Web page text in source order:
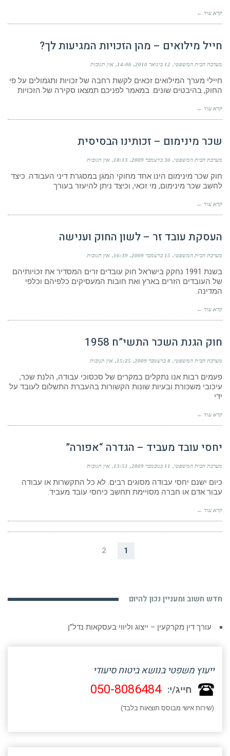
קרא עוד ←
חייל מילואים – מהן הזכויות המגיעות לך?
מערכת הבית המשפטי 12 בינואר 2010 14:06 אין תגובות
חיילי מערך המילואים זכאים לקשת רחבה של זכויות ותגמולים על פי
החוק, בהיבטים שונים. במאמר לפניכם תמצאו סקירה של הזכויות
קרא עוד ←
שכר מינימום – זכותינו הבסיסית
מערכת הבית המשפטי 30 בדצמבר 2009 18:13 אין תגובות
חוק שכר מינימום הינו אחד מחוקי המגן במסגרת דיני העבודה. כיצד
לחשב שכר מינימום, מי זכאי, וכיצד ניתן להיעזר בעורך
קרא עוד ←
העסקת עובד זר – לשון החוק וענישה
מערכת הבית המשפטי 15 בדצמבר 2009 16:39 אין תגובות
בשנת 1991 נחקק בישראל חוק עובדים זרים המסדיר את זכויותיהם
של העובדים הזרים בארץ ואת חובות המעסיקים כלפיהם וכלפי
המדינה.
קרא עוד ←
חוק הגנת השכר התשי”ח 1958
מערכת הבית המשפטי 8 בדצמבר 2009 15:25 אין תגובות
פעמים רבות אנו נתקלים במקרים של סכסוכי עבודה, הלנת שכר,
עיכובי משכורת ובעיות שונות הקשורות בהעברת התשלום לעובד על
ידי
קרא עוד ←
יחסי עובד מעביד – הגדרה “אפורה”
מערכת הבית המשפטי 11 בנובמבר 2009 13:51 אין תגובות
כיום ישנם יחסי עבודה מסוגים רבים. לא כל התקשרות או עבודה
עבור אדם או חברה מסויימת תחשב כיחסי עובד מעביד.
קרא עוד ←
1
2
חדש חשוב ומעניין נכון להיום
עורך דין מקרקעין – ייצוג וליווי בעסקאות נדל”ן
ייעוץ משפטי בנושא ביטוח סיעודי
חייג/י: 050-8086484
(שירות אישי מבוסס תוצאות בלבד)